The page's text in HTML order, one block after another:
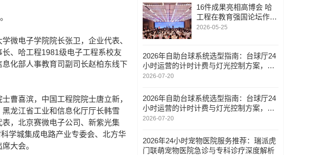
电子学院院长张卫，企业代表、
、哈工程1981级电子工程系校友
化部人事教育司副司长赵柏东线下
喜滨，中国工程院院士唐立新，
龙江省工业和信息化厅厅长韩雪
，北京赛微电子公司、新紫光集
学城集成电路产业专委会、北方华
大会。
16件成果亮相高博会 哈
工程在教育强国论坛作典
型发言
2026-05-25
2026年自助台球系统选型指南：台球厅24
小时运营的计时计费与灯光控制方案，郑
州叮有鱼科技解析
2026-07-20
2026年自助台球系统选型指南：台球厅24
小时运营的计时计费与灯光控制方案，郑
州叮有鱼科技解析
2026-07-20
2026年24小时宠物医院服务推荐：瑞派虎
门联萌宠物医院急诊与专科诊疗深度解析